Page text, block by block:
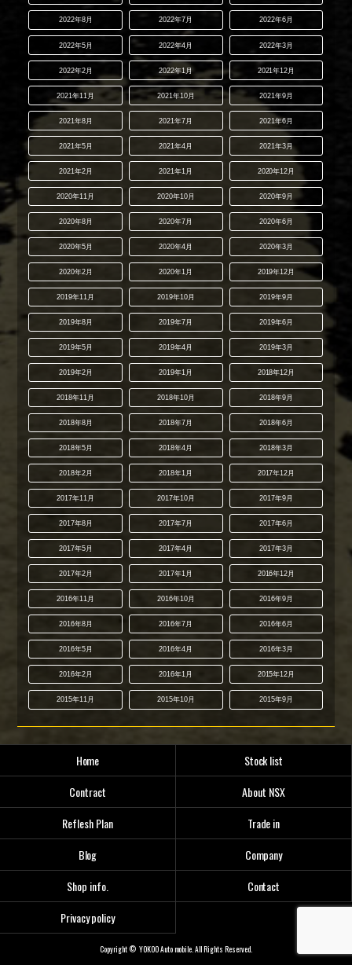
2022年8月 2022年7月 2022年6月
2022年5月 2022年4月 2022年3月
2022年2月 2022年1月 2021年12月
2021年11月 2021年10月 2021年9月
2021年8月 2021年7月 2021年6月
2021年5月 2021年4月 2021年3月
2021年2月 2021年1月 2020年12月
2020年11月 2020年10月 2020年9月
2020年8月 2020年7月 2020年6月
2020年5月 2020年4月 2020年3月
2020年2月 2020年1月 2019年12月
2019年11月 2019年10月 2019年9月
2019年8月 2019年7月 2019年6月
2019年5月 2019年4月 2019年3月
2019年2月 2019年1月 2018年12月
2018年11月 2018年10月 2018年9月
2018年8月 2018年7月 2018年6月
2018年5月 2018年4月 2018年3月
2018年2月 2018年1月 2017年12月
2017年11月 2017年10月 2017年9月
2017年8月 2017年7月 2017年6月
2017年5月 2017年4月 2017年3月
2017年2月 2017年1月 2016年12月
2016年11月 2016年10月 2016年9月
2016年8月 2016年7月 2016年6月
2016年5月 2016年4月 2016年3月
2016年2月 2016年1月 2015年12月
2015年11月 2015年10月 2015年9月
Home
Stock list
Contract
About NSX
Reflesh Plan
Trade in
Blog
Company
Shop info.
Contact
Privacy policy
Copyright © YOKOO Auto mobile. All Rights Reserved.